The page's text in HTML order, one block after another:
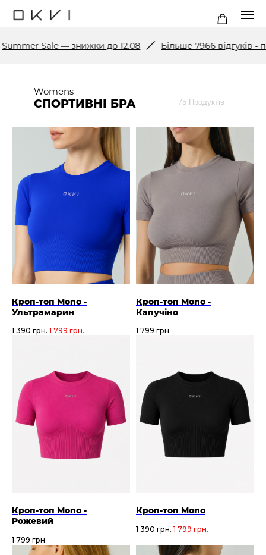
Sale — знижки до 12.08 Більше 7966 відгуків -
СПОРТИВНІ БРА 75 Продуктів
Womens
Кроп-топ Mono -
Ультрамарин
1 390 грн. 1 799 грн.
Кроп-топ Mono -
Капучіно
1 799 грн.
Кроп-топ Mono -
Рожевий
1 799 грн.
Кроп-топ Mono
1 390 грн. 1 799 грн.